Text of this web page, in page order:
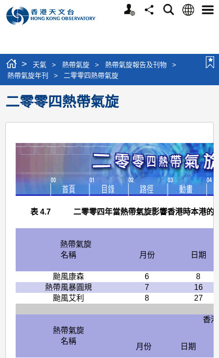
個
分
搜
語
選
> 天氣 > 熱帶氣旋 > 熱帶氣旋報告及刊物
>
熱帶氣旋年刊
> 二零零四熱帶氣旋
二零零四熱帶氣旋
表 4.7 二零零四年當熱帶氣旋影響香港時本港的
熱帶氣旋
名稱
月份 日期
颱風康森 6
8
熱帶風暴圓規
7
16
颱風艾利
8 27
熱帶氣旋
名稱
香
月份 日期